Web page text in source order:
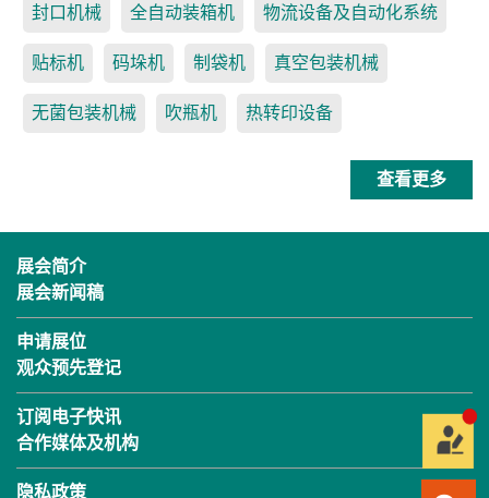
封口机械 全自动装箱机 物流设备及自动化系统
贴标机 码垛机 制袋机 真空包装机械
无菌包装机械 吹瓶机 热转印设备
查看更多
展会简介
展会新闻稿
申请展位
观众预先登记
订阅电子快讯
合作媒体及机构
隐私政策